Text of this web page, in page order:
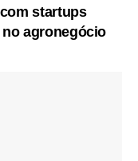
startups
agronegócio